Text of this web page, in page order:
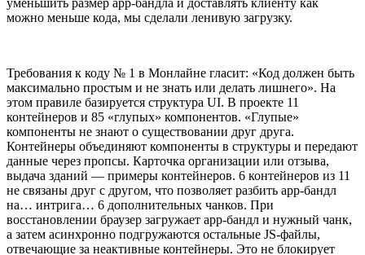
можно меньше кода, мы сделали ленивую загрузку.
Требования к коду № 1 в Монлайне гласит: «Код должен быть
максимально простым и не знать или делать лишнего». На
этом правиле базируется структура UI. В проекте 11
контейнеров и 85 «глупых» компонентов. «Глупые»
компоненты не знают о существовании друг друга.
Контейнеры объединяют компоненты в структуры и передают
данные через пропсы. Карточка организации или отзыва,
выдача зданий — примеры контейнеров. 6 контейнеров из 11
не связаны друг с другом, что позволяет разбить app-бандл
на… интрига… 6 дополнительных чанков. При
восстановлении браузер загружает app-бандл и нужный чанк,
а затем асинхронно подгружаются остальные JS-файлы,
отвечающие за неактивные контейнеры. Это не блокирует